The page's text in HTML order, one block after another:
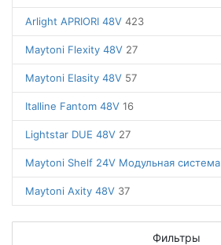
Arlight APRIORI 48V 423
Maytoni Flexity 48V 27
Maytoni Elasity 48V 57
Italline Fantom 48V 16
Lightstar DUE 48V 27
Maytoni Shelf 24V Модульная система
Maytoni Axity 48V 37
Фильтры